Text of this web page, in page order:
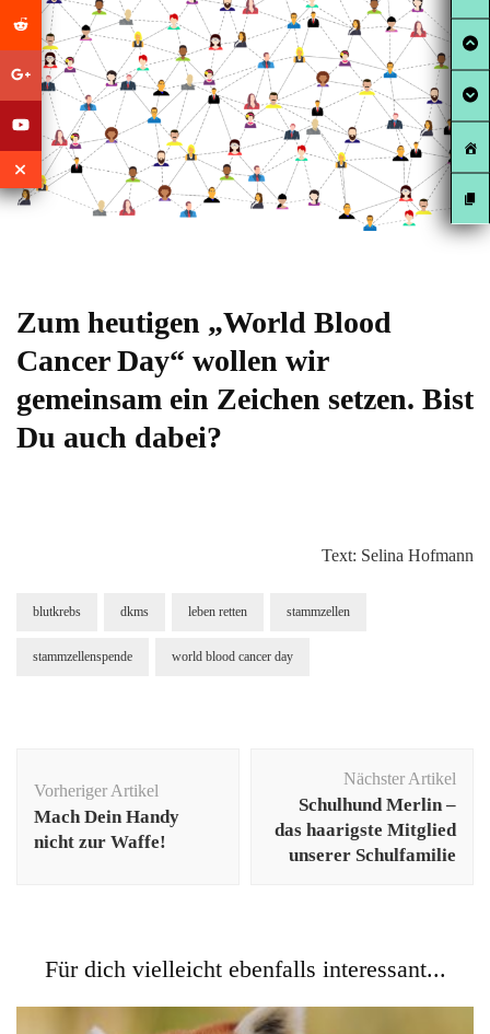
Zum heutigen „World Blood
Cancer Day“ wollen wir
gemeinsam ein Zeichen setzen. Bist
Du auch dabei?
Text: Selina Hofmann
blutkrebs dkms leben retten stammzellen
stammzellenspende world blood cancer day
Vorheriger Artikel
Mach Dein Handy
nicht zur Waffe!
Nächster Artikel
Schulhund Merlin –
das haarigste Mitglied
unserer Schulfamilie
Für dich vielleicht ebenfalls interessant...